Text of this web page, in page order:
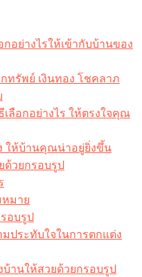
อย่างไรให้เข้ากับบ้านของ
ทรัพย์ เงินทอง โชคลาภ
ลือกอย่างไร ให้ตรงใจคุณ
ให้บ้านคุณน่าอยู่ยิ่งขึ้น
ด้วยกรอบรูป
มาย
อบรูป
ประทับใจในการตกแต่ง
านให้สวยด้วยกรอบรูป